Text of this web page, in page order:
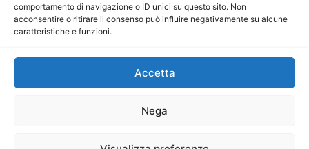
comportamento di navigazione o ID unici su questo sito. Non
acconsentire o ritirare il consenso può influire negativamente su alcune
caratteristiche e funzioni.
Accetta
Nega
Direttore Responsabile: Maria Calabrese
P.IVA: 06334930820
Mercurio Comunicazione Società Cooperativa a r.l. è
iscritta al Registro degli Operatori di Comunicazione al